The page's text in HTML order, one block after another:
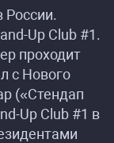
России.
Up Club #1.
проходит
с Нового
(«Стендап
Up Club #1 в